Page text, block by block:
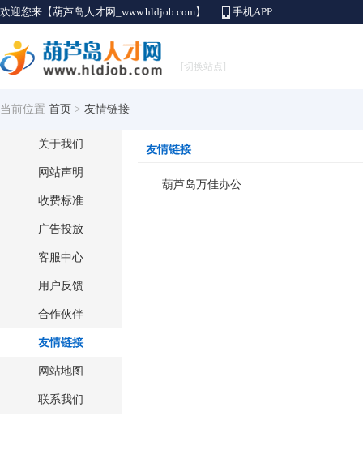
欢迎您来【葫芦岛人才网_www.hldjob.com】 手机APP
[切换站点]
当前位置 首页 > 友情链接
关于我们
网站声明
收费标准
广告投放
客服中心
用户反馈
合作伙伴
友情链接
网站地图
联系我们
友情链接
葫芦岛万佳办公